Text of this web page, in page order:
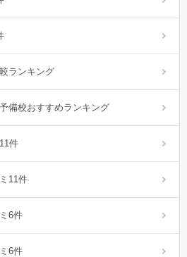
ランキング
備校おすすめランキング
件
11件
6件
6件